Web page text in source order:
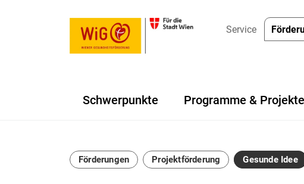
Service
Navigation überspringenSchwerpunkte Programme & Projekte
Förderungen Projektförderung Gesunde Idee